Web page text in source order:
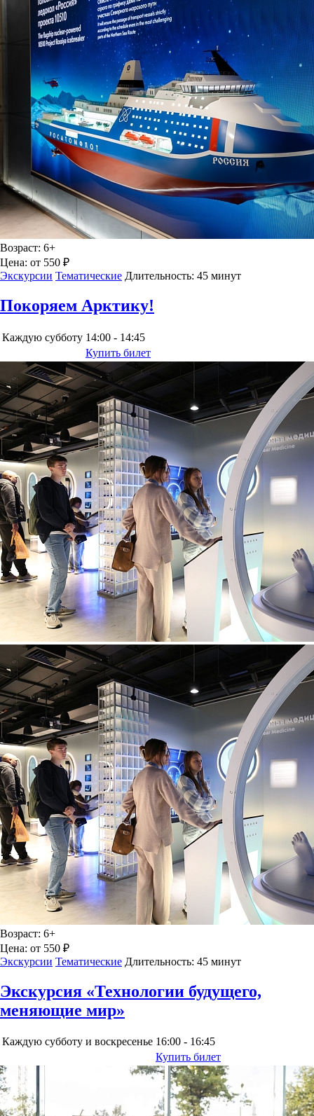
Возраст: 6+
Цена: от 550 ₽
Экскурсии Тематические Длительность: 45 минут
Покоряем Арктику!
Каждую субботу 14:00 - 14:45
Купить билет
Возраст: 6+
Цена: от 550 ₽
Экскурсии Тематические Длительность: 45 минут
Экскурсия «Технологии будущего,
меняющие мир»
Каждую субботу и воскресенье 16:00 - 16:45
Купить билет